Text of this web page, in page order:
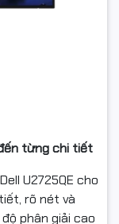
từng chi tiết
U2725QE cho
rõ nét và
phân giải cao